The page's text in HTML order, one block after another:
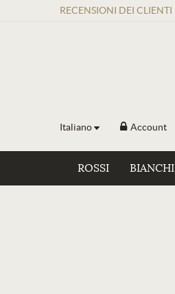
RECENSIONI DEI CLIENTI
Italiano Account
ROSSI BIANCHI